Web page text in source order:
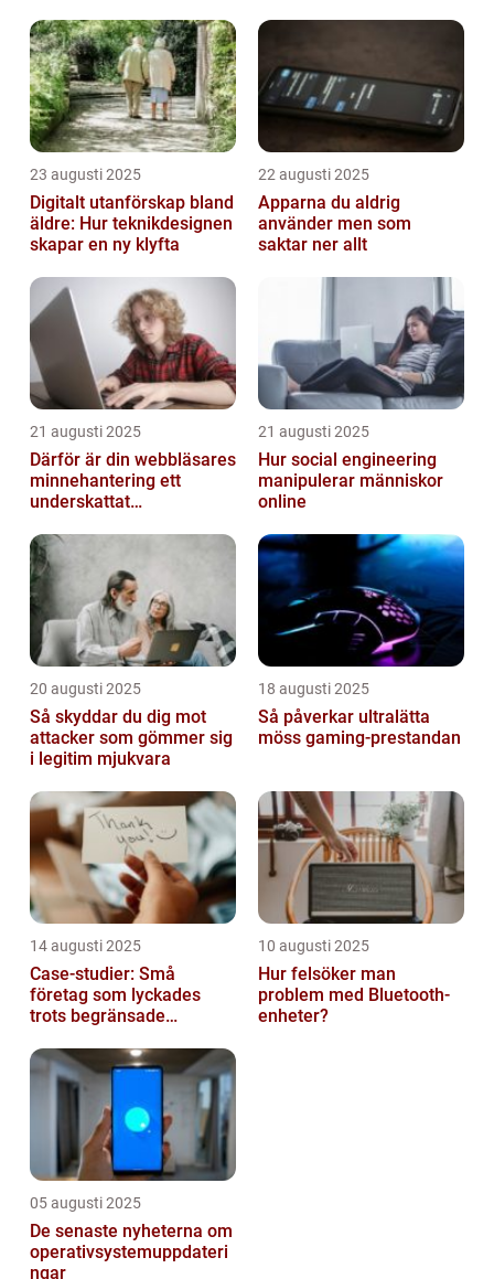
23 augusti 2025
Digitalt utanförskap bland
äldre: Hur teknikdesignen
skapar en ny klyfta
22 augusti 2025
Apparna du aldrig
använder men som
saktar ner allt
21 augusti 2025
Därför är din webbläsares
minnehantering ett
underskattat
21 augusti 2025
Hur social engineering
manipulerar människor
online
20 augusti 2025
Så skyddar du dig mot
attacker som gömmer sig
i legitim mjukvara
18 augusti 2025
Så påverkar ultralätta
möss gaming-prestandan
14 augusti 2025
Case-studier: Små
företag som lyckades
trots begränsade
10 augusti 2025
Hur felsöker man
problem med Bluetooth-
enheter?
05 augusti 2025
De senaste nyheterna om
operativsystemuppdateri
ngar